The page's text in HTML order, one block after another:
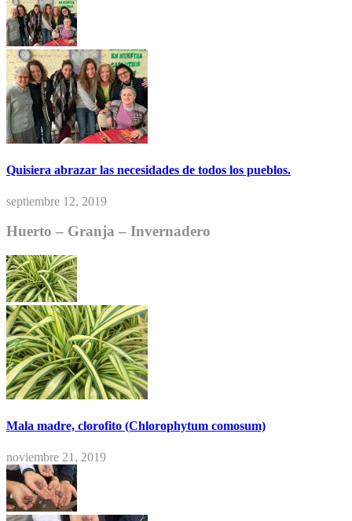
Quisiera abrazar las necesidades de todos los pueblos.
septiembre 12, 2019
Huerto – Granja – Invernadero
Mala madre, clorofito (Chlorophytum comosum)
noviembre 21, 2019